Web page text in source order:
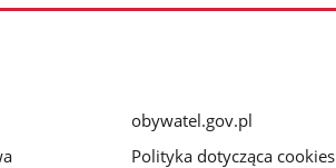
obywatel.gov.pl
Polityka dotycząca cookies